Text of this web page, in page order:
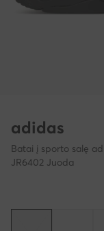
adidas
Batai į sporto salę
JR6402 Juoda